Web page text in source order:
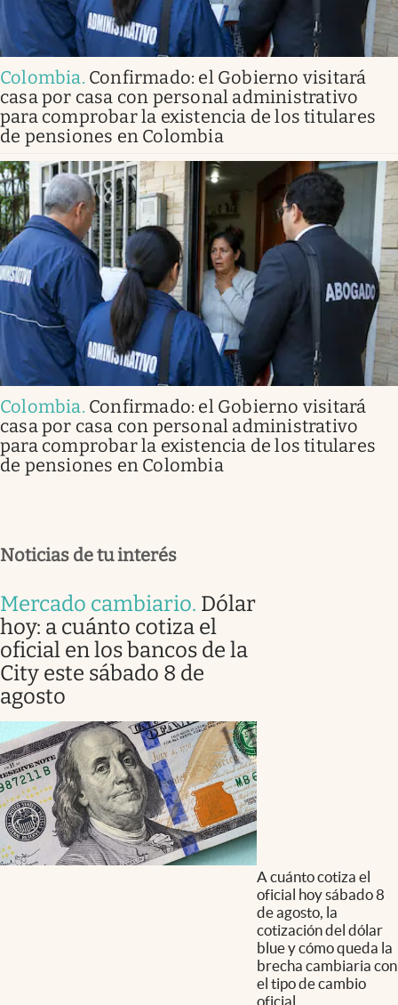
Colombia. Confirmado: el Gobierno visitará
casa por casa con personal administrativo
para comprobar la existencia de los titulares
de pensiones en Colombia
Colombia. Confirmado: el Gobierno visitará
casa por casa con personal administrativo
para comprobar la existencia de los titulares
de pensiones en Colombia
Noticias de tu interés
Mercado cambiario. Dólar
hoy: a cuánto cotiza el
oficial en los bancos de la
City este sábado 8 de
agosto
A cuánto cotiza el
oficial hoy sábado 8
de agosto, la
cotización del dólar
blue y cómo queda la
brecha cambiaria con
el tipo de cambio
oficial.